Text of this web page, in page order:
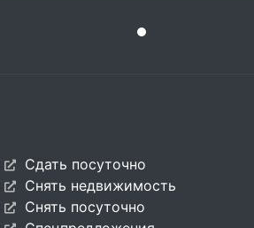
Сдать посуточно
Снять недвижимость
Снять посуточно